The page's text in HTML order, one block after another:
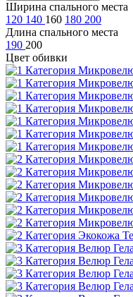
Ширина спального места
120 140 160 180 200
Длина спального места
190 200
Цвет обивки